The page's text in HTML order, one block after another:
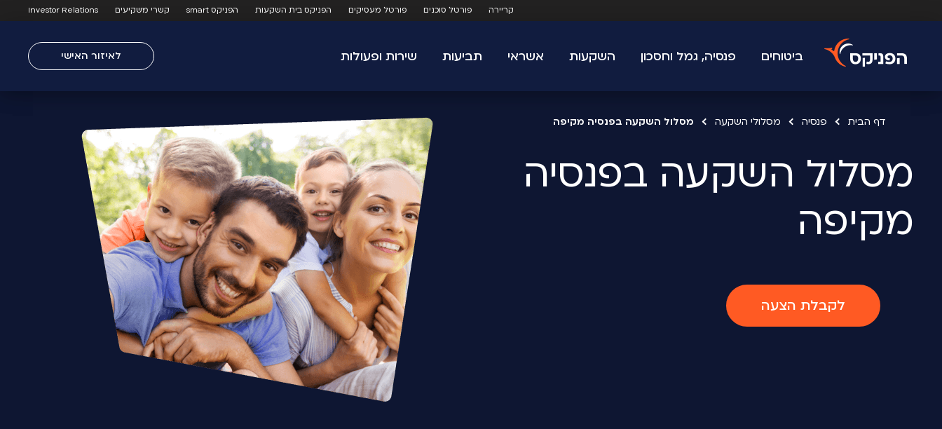
קריירה פורטל סוכנים פורטל מעסיקים הפניקס בית השקעות הפניקס smart קשרי משקיעים Investor Relations
ביטוחים פנסיה, גמל וחסכון השקעות אשראי תביעות שירות ופעולות לאיזור האישי
דף הבית פנסיה מסלולי השקעה מסלול השקעה בפנסיה מקיפה
מסלול השקעה בפנסיה
מקיפה
לקבלת הצעה